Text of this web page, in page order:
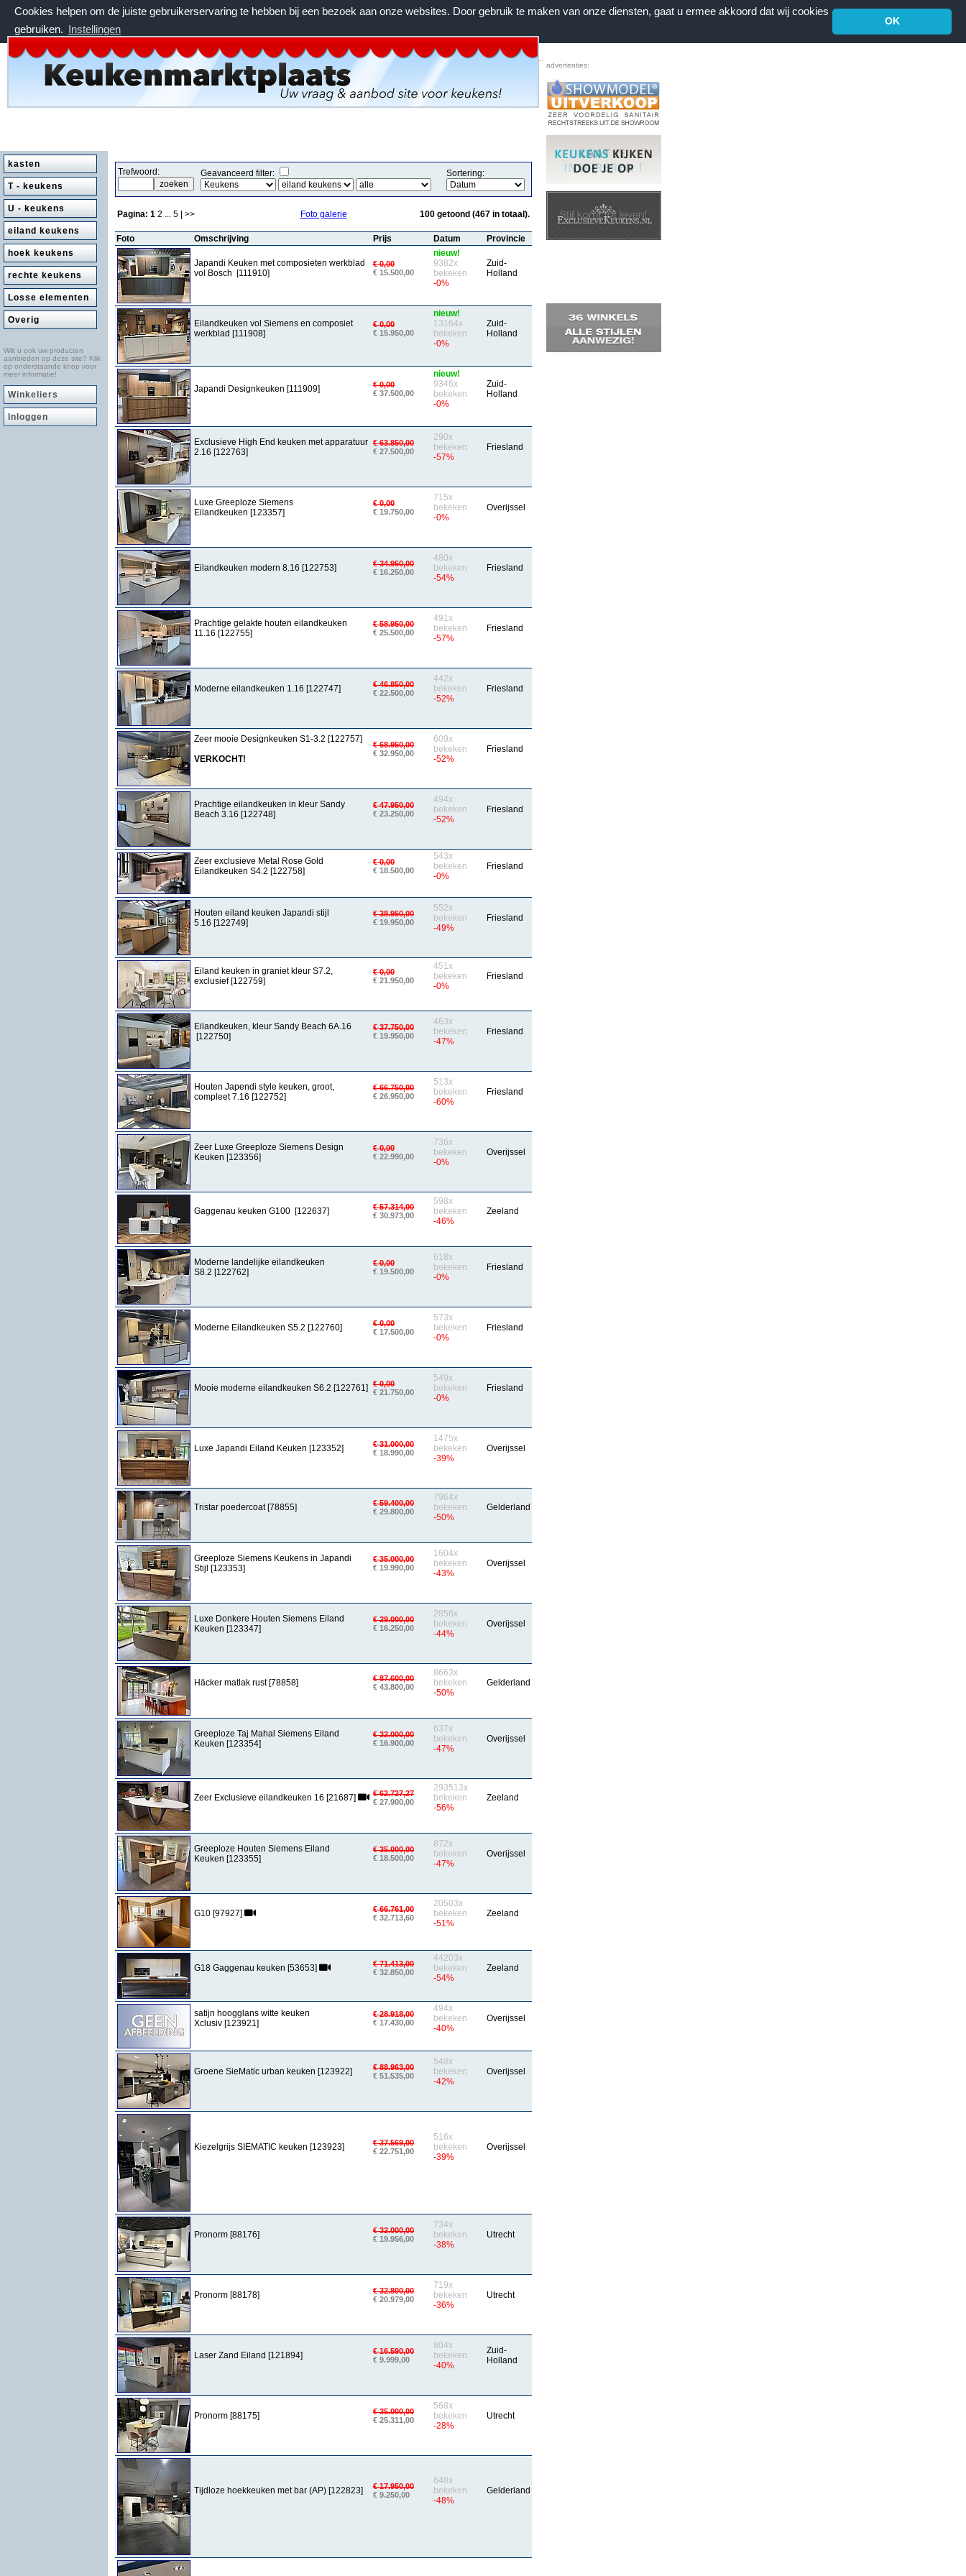
Cookies helpen om de juiste gebruikerservaring te hebben bij een bezoek aan onze websites. Door gebruik te maken van onze diensten, gaat u ermee akkoord dat wij cookies
gebruiken. Instellingen
OK
zaterdag 8 augustus 2026, 01:45 uur
Home | Voorwaarden | Contact Favorieten
advertenties:
kasten
T - keukens
U - keukens
eiland keukens
hoek keukens
rechte keukens
Losse elementen
Overig
Wilt u ook uw producten
aanbieden op deze site? Klik
op onderstaande knop voor
meer informatie!
Winkeliers
Inloggen
Trefwoord: Geavanceerd filter: Sortering:
Pagina: 1 2 ... 5 | >> Foto galerie 100 getoond (467 in totaal).
Foto Omschrijving Prijs Datum Provincie
Japandi Keuken met composieten werkblad
vol Bosch [111910]
€ 0,00
€ 15.500,00
nieuw!
9382x
bekeken
-0%
Zuid-
Holland
Eilandkeuken vol Siemens en composiet
werkblad [111908]
€ 0,00
€ 15.950,00
nieuw!
13164x
bekeken
-0%
Zuid-
Holland
Japandi Designkeuken [111909]
€ 0,00
€ 37.500,00
nieuw!
9346x
bekeken
-0%
Zuid-
Holland
Exclusieve High End keuken met apparatuur
2.16 [122763]
€ 63.850,00
€ 27.500,00
290x
bekeken
-57%
Friesland
Luxe Greeploze Siemens
Eilandkeuken [123357]
€ 0,00
€ 19.750,00
715x
bekeken
-0%
Overijssel
Eilandkeuken modern 8.16 [122753]
€ 34.950,00
€ 16.250,00
480x
bekeken
-54%
Friesland
Prachtige gelakte houten eilandkeuken
11.16 [122755]
€ 58.950,00
€ 25.500,00
491x
bekeken
-57%
Friesland
Moderne eilandkeuken 1.16 [122747]
€ 46.850,00
€ 22.500,00
442x
bekeken
-52%
Friesland
Zeer mooie Designkeuken S1-3.2 [122757]
VERKOCHT!
€ 68.950,00
€ 32.950,00
609x
bekeken
-52%
Friesland
Prachtige eilandkeuken in kleur Sandy
Beach 3.16 [122748]
€ 47.950,00
€ 23.250,00
494x
bekeken
-52%
Friesland
Zeer exclusieve Metal Rose Gold
Eilandkeuken S4.2 [122758]
€ 0,00
€ 18.500,00
543x
bekeken
-0%
Friesland
Houten eiland keuken Japandi stijl
5.16 [122749]
€ 38.950,00
€ 19.950,00
552x
bekeken
-49%
Friesland
Eiland keuken in graniet kleur S7.2,
exclusief [122759]
€ 0,00
€ 21.950,00
451x
bekeken
-0%
Friesland
Eilandkeuken, kleur Sandy Beach 6A.16
[122750]
€ 37.750,00
€ 19.950,00
463x
bekeken
-47%
Friesland
Houten Japendi style keuken, groot,
compleet 7.16 [122752]
€ 66.750,00
€ 26.950,00
513x
bekeken
-60%
Friesland
Zeer Luxe Greeploze Siemens Design
Keuken [123356]
€ 0,00
€ 22.990,00
736x
bekeken
-0%
Overijssel
Gaggenau keuken G100 [122637]
€ 57.314,00
€ 30.973,00
598x
bekeken
-46%
Zeeland
Moderne landelijke eilandkeuken
S8.2 [122762]
€ 0,00
€ 19.500,00
618x
bekeken
-0%
Friesland
Moderne Eilandkeuken S5.2 [122760]
€ 0,00
€ 17.500,00
573x
bekeken
-0%
Friesland
Mooie moderne eilandkeuken S6.2 [122761]
€ 0,00
€ 21.750,00
549x
bekeken
-0%
Friesland
Luxe Japandi Eiland Keuken [123352]
€ 31.000,00
€ 18.990,00
1475x
bekeken
-39%
Overijssel
Tristar poedercoat [78855]
€ 59.400,00
€ 29.800,00
7964x
bekeken
-50%
Gelderland
Greeploze Siemens Keukens in Japandi
Stijl [123353]
€ 35.000,00
€ 19.990,00
1604x
bekeken
-43%
Overijssel
Luxe Donkere Houten Siemens Eiland
Keuken [123347]
€ 29.000,00
€ 16.250,00
2856x
bekeken
-44%
Overijssel
Häcker matlak rust [78858]
€ 87.600,00
€ 43.800,00
8663x
bekeken
-50%
Gelderland
Greeploze Taj Mahal Siemens Eiland
Keuken [123354]
€ 32.000,00
€ 16.900,00
637x
bekeken
-47%
Overijssel
Zeer Exclusieve eilandkeuken 16 [21687]
€ 62.727,27
€ 27.900,00
293513x
bekeken
-56%
Zeeland
Greeploze Houten Siemens Eiland
Keuken [123355]
€ 35.000,00
€ 18.500,00
872x
bekeken
-47%
Overijssel
G10 [97927]
€ 66.761,00
€ 32.713,60
20503x
bekeken
-51%
Zeeland
G18 Gaggenau keuken [53653]
€ 71.413,00
€ 32.850,00
44203x
bekeken
-54%
Zeeland
satijn hoogglans witte keuken
Xclusiv [123921]
€ 28.918,00
€ 17.430,00
494x
bekeken
-40%
Overijssel
Groene SieMatic urban keuken [123922]
€ 88.963,00
€ 51.535,00
548x
bekeken
-42%
Overijssel
Kiezelgrijs SIEMATIC keuken [123923]
€ 37.569,00
€ 22.751,00
516x
bekeken
-39%
Overijssel
Pronorm [88176]
€ 32.000,00
€ 19.956,00
734x
bekeken
-38%
Utrecht
Pronorm [88178]
€ 32.800,00
€ 20.979,00
719x
bekeken
-36%
Utrecht
Laser Zand Eiland [121894]
€ 16.590,00
€ 9.999,00
804x
bekeken
-40%
Zuid-
Holland
Pronorm [88175]
€ 35.000,00
€ 25.311,00
568x
bekeken
-28%
Utrecht
Tijdloze hoekkeuken met bar (AP) [122823]
€ 17.950,00
€ 9.250,00
648x
bekeken
-48%
Gelderland